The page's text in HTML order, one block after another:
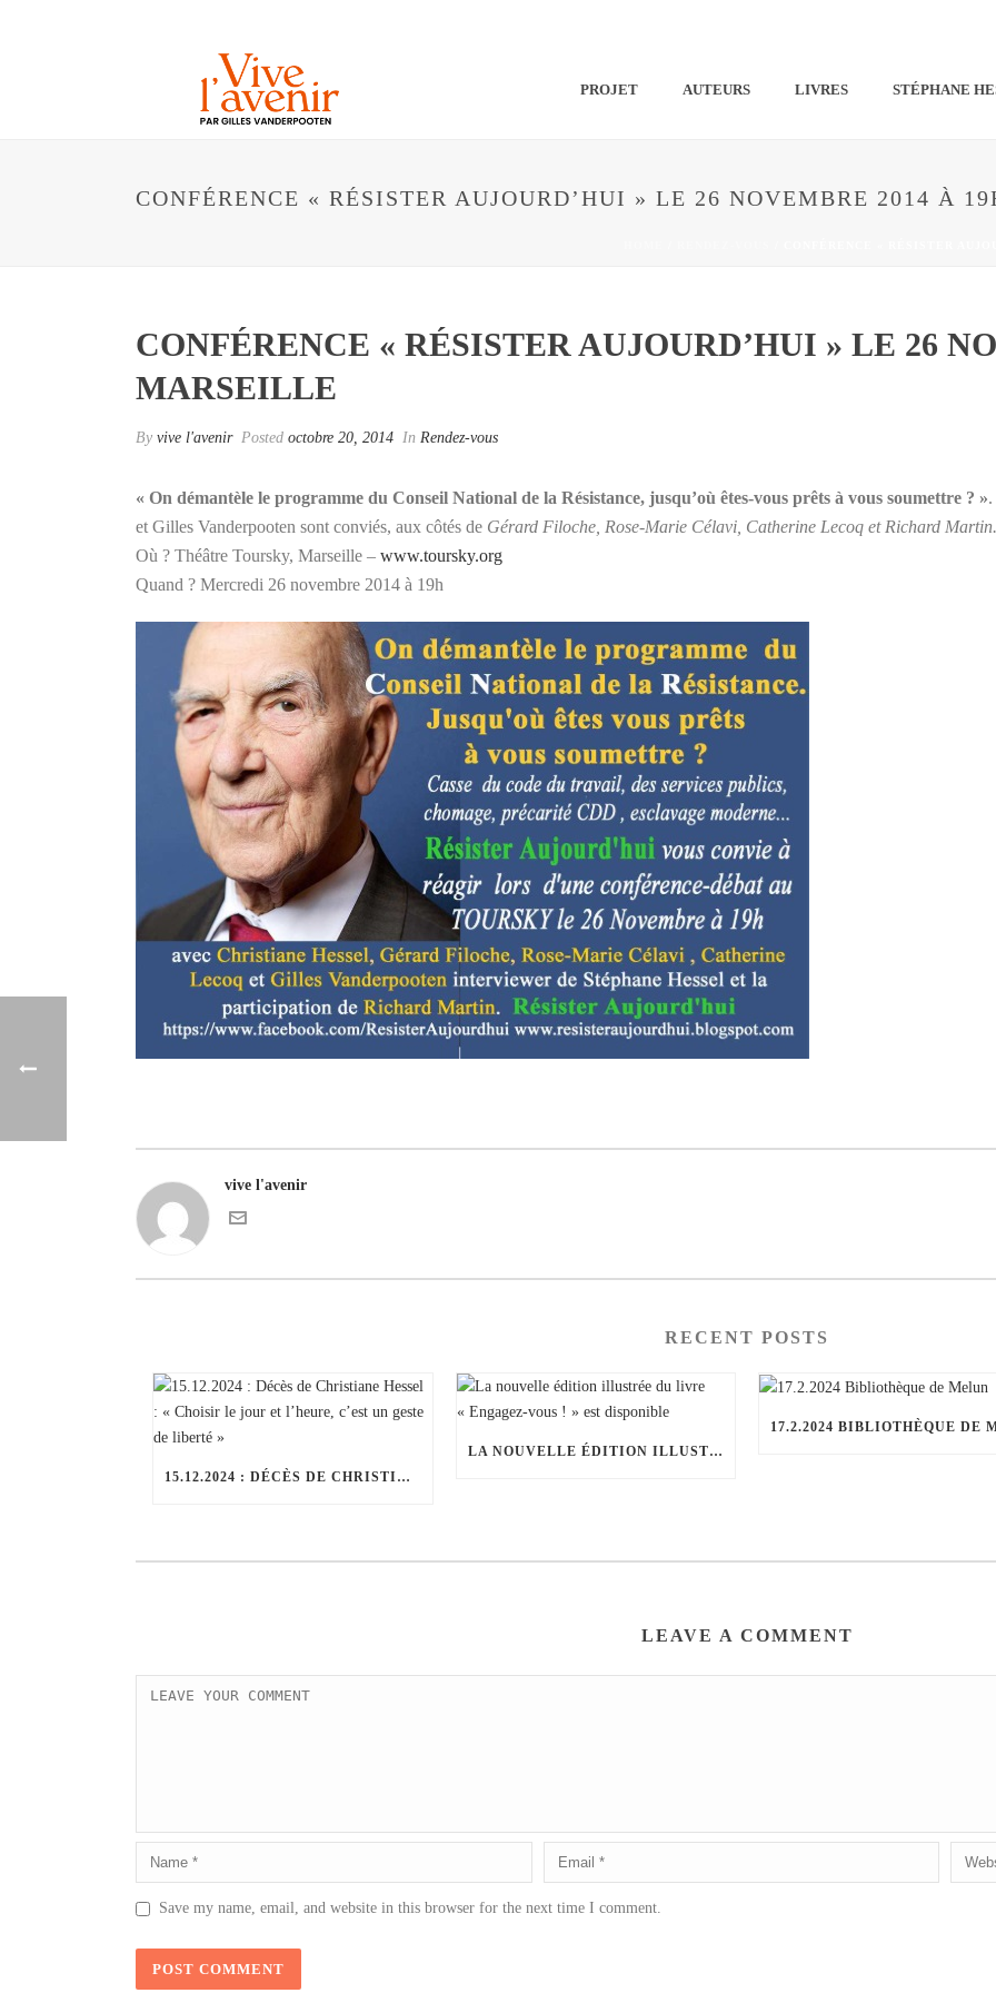
PROJET AUTEURS LIVRES STÉPHANE
CONFÉRENCE « RÉSISTER AUJOURD’HUI » LE 26 NOVEMBRE 2014 À
CONFÉRENCE « RÉSISTER AUJOURD’HUI » LE 26
MARSEILLE
By vive l'avenir Posted octobre 20, 2014 In Rendez-vous
« On démantèle le programme du Conseil National de la Résistance, jusqu’où êtes-vous prêts à vous soumettre ? »
et Gilles Vanderpooten sont conviés, aux côtés de Gérard Filoche, Rose-Marie Célavi, Catherine Lecoq et Richard Martin.
Où ? Théâtre Toursky, Marseille – www.toursky.org
Quand ? Mercredi 26 novembre 2014 à 19h
vive l'avenir
RECENT POSTS
15.12.2024 : DÉCÈS DE CHRISTIANE HESSEL : « CHOISIR LE JOUR ET L’HEURE, C’EST UN GESTE DE LIBERTÉ »
LA NOUVELLE ÉDITION ILLUSTRÉE DU LIVRE « ENGAGEZ-VOUS ! » EST DISPONIBLE
LEAVE A COMMENT
Save my name, email, and website in this browser for the next time I comment.